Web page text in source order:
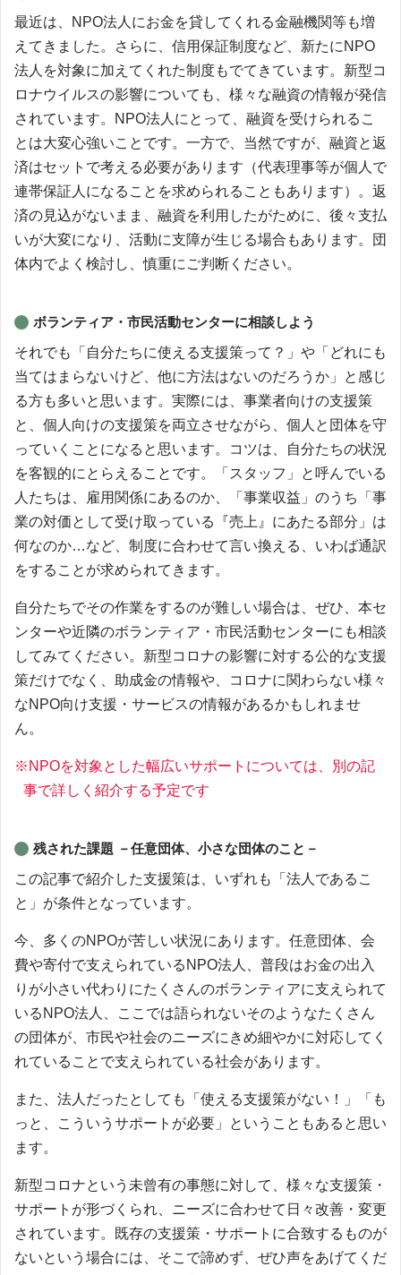
最近は、NPO法人にお金を貸してくれる金融機関等も増
えてきました。さらに、信用保証制度など、新たにNPO
法人を対象に加えてくれた制度もでてきています。新型コ
ロナウイルスの影響についても、様々な融資の情報が発信
されています。NPO法人にとって、融資を受けられるこ
とは大変心強いことです。一方で、当然ですが、融資と返
済はセットで考える必要があります（代表理事等が個人で
連帯保証人になることを求められることもあります）。返
済の見込がないまま、融資を利用したがために、後々支払
いが大変になり、活動に支障が生じる場合もあります。団
体内でよく検討し、慎重にご判断ください。
ボランティア・市民活動センターに相談しよう
それでも「自分たちに使える支援策って？」や「どれにも
当てはまらないけど、他に方法はないのだろうか」と感じ
る方も多いと思います。実際には、事業者向けの支援策
と、個人向けの支援策を両立させながら、個人と団体を守
っていくことになると思います。コツは、自分たちの状況
を客観的にとらえることです。「スタッフ」と呼んでいる
人たちは、雇用関係にあるのか、「事業収益」のうち「事
業の対価として受け取っている『売上』にあたる部分」は
何なのか…など、制度に合わせて言い換える、いわば通訳
をすることが求められてきます。
自分たちでその作業をするのが難しい場合は、ぜひ、本セ
ンターや近隣のボランティア・市民活動センターにも相談
してみてください。新型コロナの影響に対する公的な支援
策だけでなく、助成金の情報や、コロナに関わらない様々
なNPO向け支援・サービスの情報があるかもしれませ
ん。
※NPOを対象とした幅広いサポートについては、別の記
事で詳しく紹介する予定です
残された課題 －任意団体、小さな団体のこと－
この記事で紹介した支援策は、いずれも「法人であるこ
と」が条件となっています。
今、多くのNPOが苦しい状況にあります。任意団体、会
費や寄付で支えられているNPO法人、普段はお金の出入
りが小さい代わりにたくさんのボランティアに支えられて
いるNPO法人、ここでは語られないそのようなたくさん
の団体が、市民や社会のニーズにきめ細やかに対応してく
れていることで支えられている社会があります。
また、法人だったとしても「使える支援策がない！」「も
っと、こういうサポートが必要」ということもあると思い
ます。
新型コロナという未曾有の事態に対して、様々な支援策・
サポートが形づくられ、ニーズに合わせて日々改善・変更
されています。既存の支援策・サポートに合致するものが
ないという場合には、そこで諦めず、ぜひ声をあげてくだ